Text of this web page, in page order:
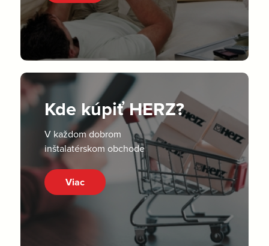
Kde kúpiť HERZ?
V každom dobrom
inštalatérskom obchode
Viac